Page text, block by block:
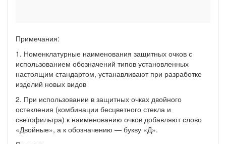
Примечания:
1. Номенклатурные наименования защитных очков с
использованием обозначений типов установленных
настоящим стандартом, устанавливают при разработке
изделий новых видов
2. При использовании в защитных очках двойного
остекления (комбинации бесцветного стекла и
светофильтра) к наименованию очков добавляют слово
«Двойные», а к обозначению — букву «Д».